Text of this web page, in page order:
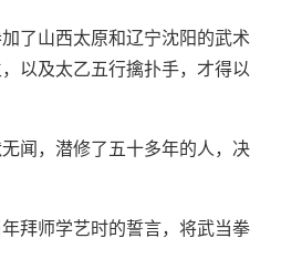
山西太原和辽宁沈阳的武术
以及太乙五行擒扑手，才得以
，潜修了五十多年的人，决
师学艺时的誓言，将武当拳